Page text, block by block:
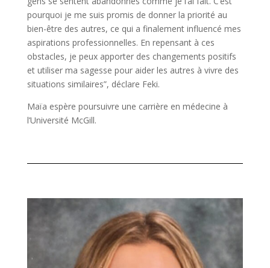
pourquoi je me suis promis de donner la priorité au
bien-être des autres, ce qui a finalement influencé mes
aspirations professionnelles. En repensant à ces
obstacles, je peux apporter des changements positifs
et utiliser ma sagesse pour aider les autres à vivre des
situations similaires”, déclare Feki.
Maïa espère poursuivre une carrière en médecine à
l’Université McGill.